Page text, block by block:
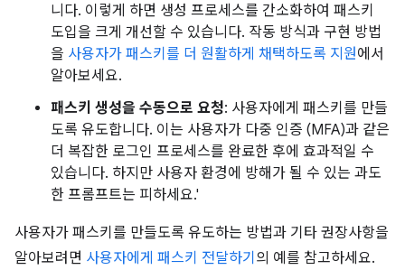
니다. 이렇게 하면 생성 프로세스를 간소화하여 패스키
도입을 크게 개선할 수 있습니다. 작동 방식과 구현 방법
을 사용자가 패스키를 더 원활하게 채택하도록 지원에서
알아보세요.
패스키 생성을 수동으로 요청: 사용자에게 패스키를 만들
도록 유도합니다. 이는 사용자가 다중 인증 (MFA)과 같은
더 복잡한 로그인 프로세스를 완료한 후에 효과적일 수
있습니다. 하지만 사용자 환경에 방해가 될 수 있는 과도
한 프롬프트는 피하세요.'
사용자가 패스키를 만들도록 유도하는 방법과 기타 권장사항을
알아보려면 사용자에게 패스키 전달하기 의 예를 참고하세요.